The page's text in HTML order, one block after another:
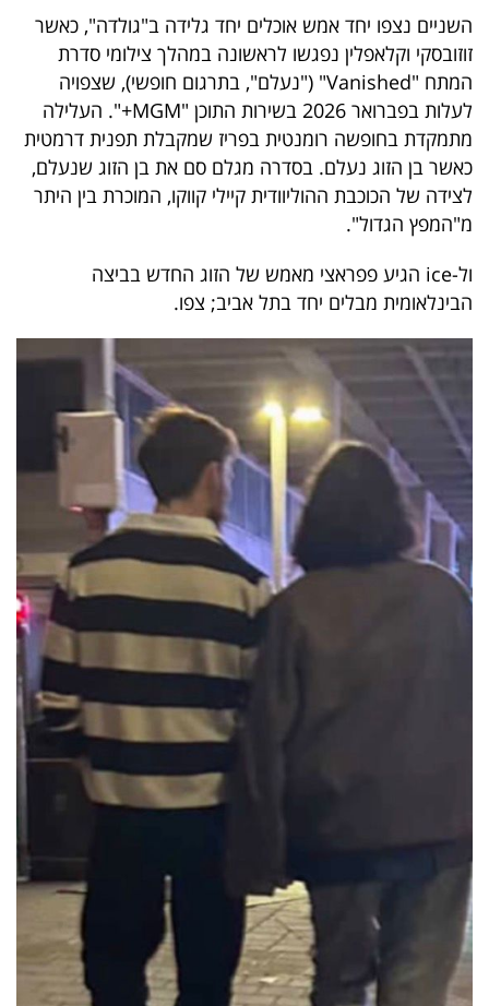
UNDER
40
שיתופי
פעולה
דרושים
מייל
אדום
פרסמו
באייס
השניים נצפו יחד אמש אוכלים יחד גלידה ב"גולדה", כאשר
זוזובסקי וקלאפלין נפגשו לראשונה במהלך צילומי סדרת
המתח "Vanished" ("נעלם", בתרגום חופשי), שצפויה
לעלות בפברואר 2026 בשירות התוכן "MGM+". העלילה
מתמקדת בחופשה רומנטית בפריז שמקבלת תפנית דרמטית
כאשר בן הזוג נעלם. בסדרה מגלם סם את בן הזוג שנעלם,
לצידה של הכוכבת ההוליוודית קיילי קווקו, המוכרת בין היתר
מ"המפץ הגדול".
ול-ice הגיע פפראצי מאמש של הזוג החדש בביצה
הבינלאומית מבלים יחד בתל אביב; צפו.